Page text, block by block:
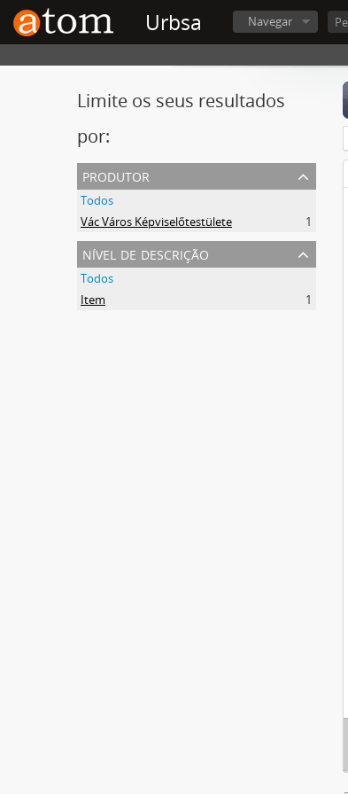
Urbsa Navegar
Limite os seus resultados
por:
produtor
Todos
Vác Város Képviselőtestülete
1
nível de descrição
Todos
Item
1